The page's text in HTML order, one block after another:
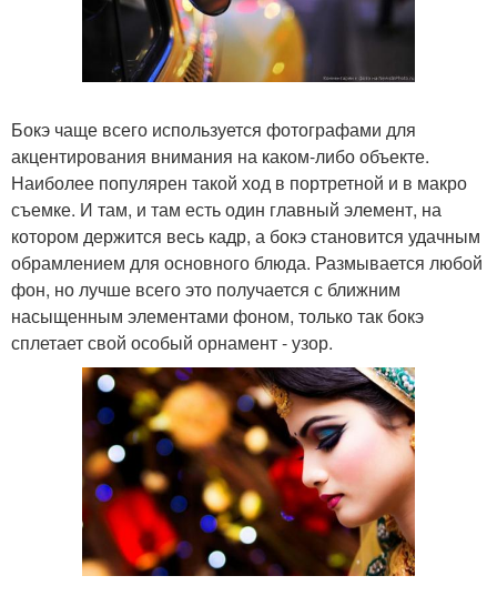
Бокэ чаще всего используется фотографами для
акцентирования внимания на каком-либо объекте.
Наиболее популярен такой ход в портретной и в макро
съемке. И там, и там есть один главный элемент, на
котором держится весь кадр, а бокэ становится удачным
обрамлением для основного блюда. Размывается любой
фон, но лучше всего это получается с ближним
насыщенным элементами фоном, только так бокэ
сплетает свой особый орнамент - узор.